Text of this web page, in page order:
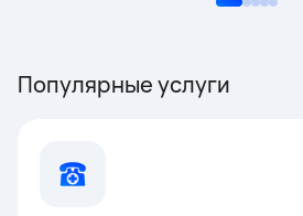
Популярные услуги